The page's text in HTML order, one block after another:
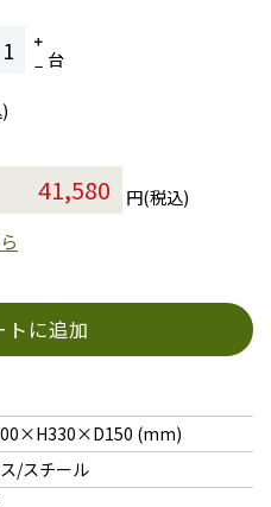
台
円(税込)
トに追加
(mm)
/スチール